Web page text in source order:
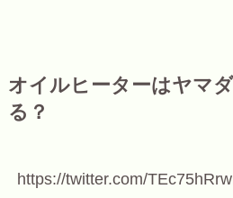
オイルヒーターはヤマ
る？
https://twitter.com/